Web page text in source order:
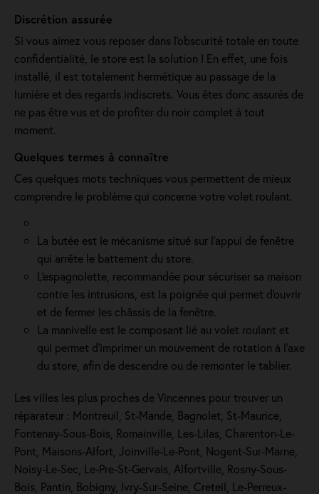
Discrétion assurée
Si vous aimez vous reposer dans l'obscurité totale en toute
confidentialité, le store est la solution ! En effet, une fois
installé, il est totalement hermétique au passage de la
lumière et des regards indiscrets. Vous êtes donc assurés de
ne pas être vus et de profiter du noir complet à tout
moment.
Quelques termes à connaître
Ces quelques mots techniques vous permettent de mieux
comprendre le problème qui concerne votre volet roulant.
La butée est le mécanisme situé sur l’appui de fenêtre
qui arrête le battement du store.
L'espagnolette, recommandée pour sécuriser sa maison
contre les intrusions, est la poignée qui permet d'ouvrir
et de fermer les châssis de la fenêtre.
La manivelle est le composant lié au volet roulant et
qui permet d’imprimer un mouvement de rotation à l’axe
du store, afin de descendre ou de remonter le tablier.
Les villes les plus proches de Vincennes pour trouver un
réparateur : Montreuil, St-Mande, Bagnolet, St-Maurice,
Fontenay-Sous-Bois, Romainville, Les-Lilas, Charenton-Le-
Pont, Maisons-Alfort, Joinville-Le-Pont, Nogent-Sur-Marne,
Noisy-Le-Sec, Le-Pre-St-Gervais, Alfortville, Rosny-Sous-
Bois, Pantin, Bobigny, Ivry-Sur-Seine, Creteil, Le-Perreux-